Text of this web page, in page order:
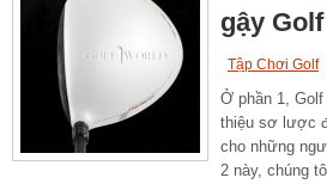
gậy
Tập Chơi Golf
Ở phần 1,
thiệu sơ lược
cho những
2 này, chúng